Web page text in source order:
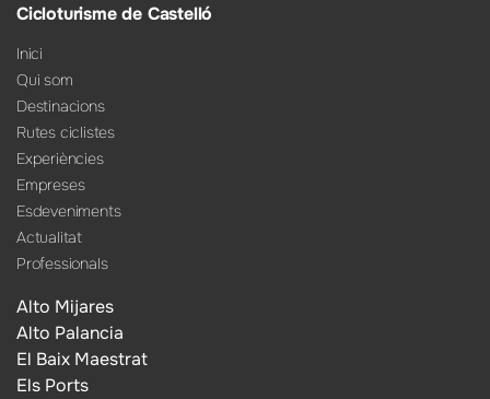
Cicloturisme de Castelló
Inici
Qui som
Destinacions
Rutes ciclistes
Experiències
Empreses
Esdeveniments
Actualitat
Professionals
Alto Mijares
Alto Palancia
El Baix Maestrat
Els Ports